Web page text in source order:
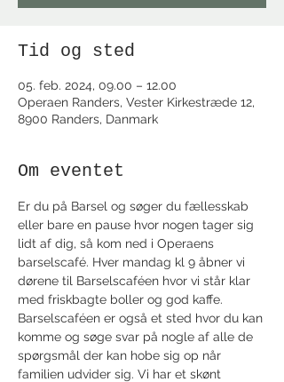
Tid og sted
05. feb. 2024, 09.00 – 12.00
Operaen Randers, Vester Kirkestræde 12,
8900 Randers, Danmark
Om eventet
Er du på Barsel og søger du fællesskab
eller bare en pause hvor nogen tager sig
lidt af dig, så kom ned i Operaens
barselscafé. Hver mandag kl 9 åbner vi
dørene til Barselscaféen hvor vi står klar
med friskbagte boller og god kaffe.
Barselscaféen er også et sted hvor du kan
komme og søge svar på nogle af alle de
spørgsmål der kan hobe sig op når
familien udvider sig. Vi har et skønt